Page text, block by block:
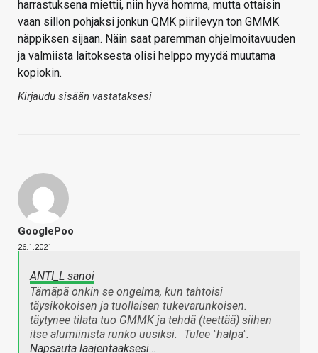
harrastuksena miettii, niin hyvä homma, mutta ottaisin
vaan sillon pohjaksi jonkun QMK piirilevyn ton GMMK
näppiksen sijaan. Näin saat paremman ohjelmoitavuuden
ja valmiista laitoksesta olisi helppo myydä muutama
kopiokin.
Kirjaudu sisään vastataksesi
GooglePoo
26.1.2021
ANTI_L sanoi
Tämäpä onkin se ongelma, kun tahtoisi
täysikokoisen ja tuollaisen tukevarunkoisen.
täytynee tilata tuo GMMK ja tehdä (teettää) siihen
itse alumiinista runko uusiksi.
Tulee "halpa".
Napsauta laajentaaksesi…